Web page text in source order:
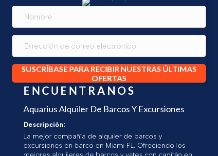
SUSCRÍBASE PARA RECIBIR NUESTRAS ÚLTIMAS
OFERTAS
ENCUENTRANOS
Aquarius Alquiler De Barcos Y Excursiones
Descripción:
La mejor compañía de alquiler de barcos y
excursiones en barco en Miami FL. Ofreciendo los